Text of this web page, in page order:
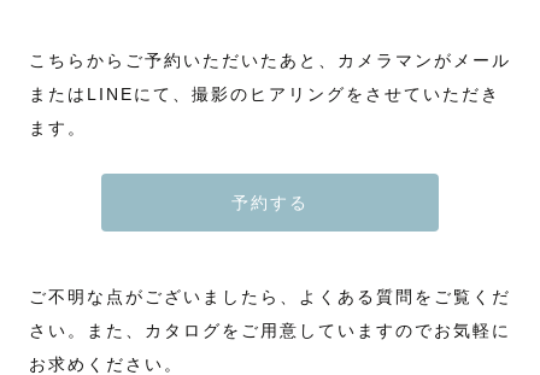
当たり前のように家にいて、
身近すぎる存在だからこそ、
写真は撮っても【一緒に】
うつることがありませんでした。
だからこそ、ペット、恋人、ご友人、ご家族。
こちらからご予約いただいたあと、カメラマンがメール
またはLINEにて、撮影のヒアリングをさせていただき
ます。
予約する
ご不明な点がございましたら、よくある質問をご覧くだ
さい。また、カタログをご用意していますのでお気軽に
お求めください。